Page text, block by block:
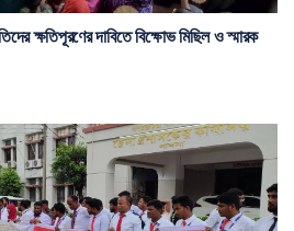
ক্ষতিপূরণের দাবিতে বিক্ষোভ মিছিল ও স্মারক